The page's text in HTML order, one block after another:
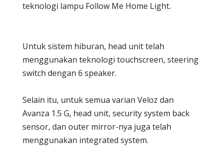
teknologi lampu Follow Me Home Light.
Untuk sistem hiburan, head unit telah
menggunakan teknologi touchscreen, steering
switch dengan 6 speaker.
Selain itu, untuk semua varian Veloz dan
Avanza 1.5 G, head unit, security system back
sensor, dan outer mirror-nya juga telah
menggunakan integrated system.